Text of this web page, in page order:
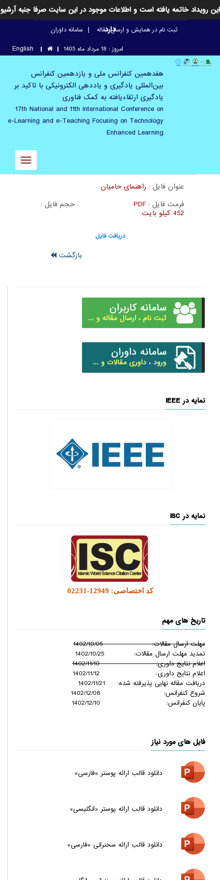
این رویداد خاتمه یافته است و اطلاعات موجود در این سایت صرفا جنبه آرشیو
دارد
ثبت نام در همایش و ارسال مقاله سامانه داوران
امروز : 18 مرداد ماه 1405 English
هفدهمین کنفرانس ملی و یازدهمین کنفرانس
بین‌المللی یادگیری و یاددهی الکترونیکی با تاکید بر
یادگیری ارتقاء‌یافته به کمک فناوری
17th National and 11th International Conference on
e-Learning and e-Teaching Focusing on Technology
Enhanced Learning
Toggle
عنوان فایل : راهنمای حامیان
فرمت فایل : PDF
حجم فایل :
452 کیلو بایت
دریافت فایل
بازگشت
نمایه در IEEE
نمایه در ISC
کد اختصاصی: 12949-02231
تاریخ های مهم
مهلت ارسال مقالات: 1402/10/05
تمدید مهلت ارسال مقالات: 1402/10/25
اعلام نتایج داوری: 1402/11/10
اعلام نتایج داوری: 1402/11/12
دریافت مقاله نهایی پذیرفته شده: 1402/11/21
شروع کنفرانس: 1402/12/08
پایان کنفرانس: 1402/12/10
فایل های مورد نیاز
دانلود قالب ارائه پوستر «فارسی»
دانلود قالب ارائه پوستر «انگلیسی»
دانلود قالب ارائه سخنرانی «فارسی»